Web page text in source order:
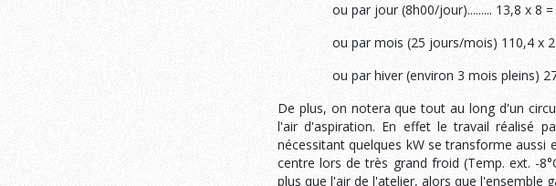
ou par jour (8h00/jour)......... 13,8 x 8
ou par mois (25 jours/mois) 110,4 x
ou par hiver (environ 3 mois pleins)
De plus, on notera que tout au long d'un
l'air d'aspiration. En effet le travail réalisé
nécessitant quelques kW se transforme aussi
centre lors de très grand froid (Temp. ext. -
plus que l'air de l'atelier, alors que l'ensemble